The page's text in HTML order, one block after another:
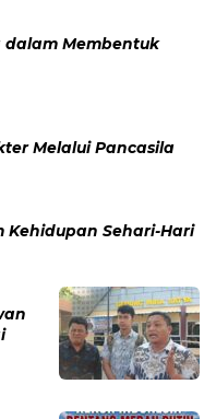
dalam Membentuk
Melalui Pancasila
Kehidupan Sehari-Hari